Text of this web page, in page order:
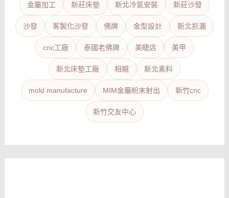
金屬加工 新莊床墊 新北冷氣安裝 新莊沙發
沙發 客製化沙發 佛牌 金型設計 新北抓漏
cnc工廠 泰國老佛牌 美睫店 美甲
新北床墊工廠 相親 新北素料
mold manufacture MIM金屬粉末射出 新竹cnc
新竹交友中心